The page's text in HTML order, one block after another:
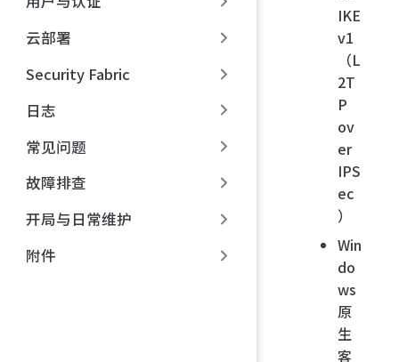
云部署
Security Fabric
日志
常见问题
故障排查
开局与日常维护
附件
IKE
v1
（L
2T
P
ov
er
IPS
ec
）
Win
do
ws
原
生
客